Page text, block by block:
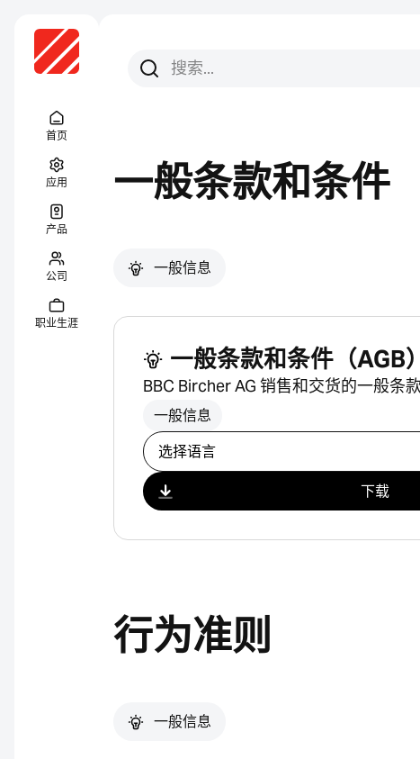
首页
应用
产品
公司
职业生涯
搜索
搜索
一般条款和条件
一般信息
一般条款和条件（AGB）
BBC Bircher AG 销售和交货的一般条
一般信息
选择下载
下载
行为准则
一般信息